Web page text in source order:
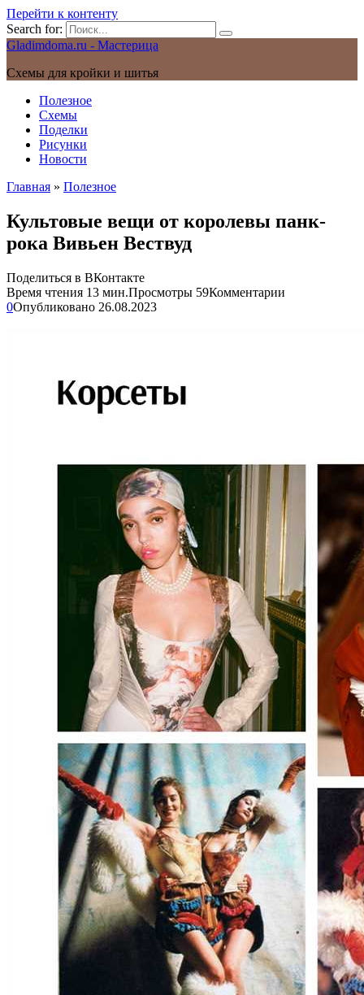
Перейти к контенту
Search for:
Gladimdoma.ru - Мастерица
Схемы для кройки и шитья
Полезное
Схемы
Поделки
Рисунки
Новости
Главная » Полезное
Культовые вещи от королевы панк-
рока Вивьен Вествуд
Поделиться в ВКонтакте
Время чтения 13 мин.Просмотры 59Комментарии
0Опубликовано 26.08.2023